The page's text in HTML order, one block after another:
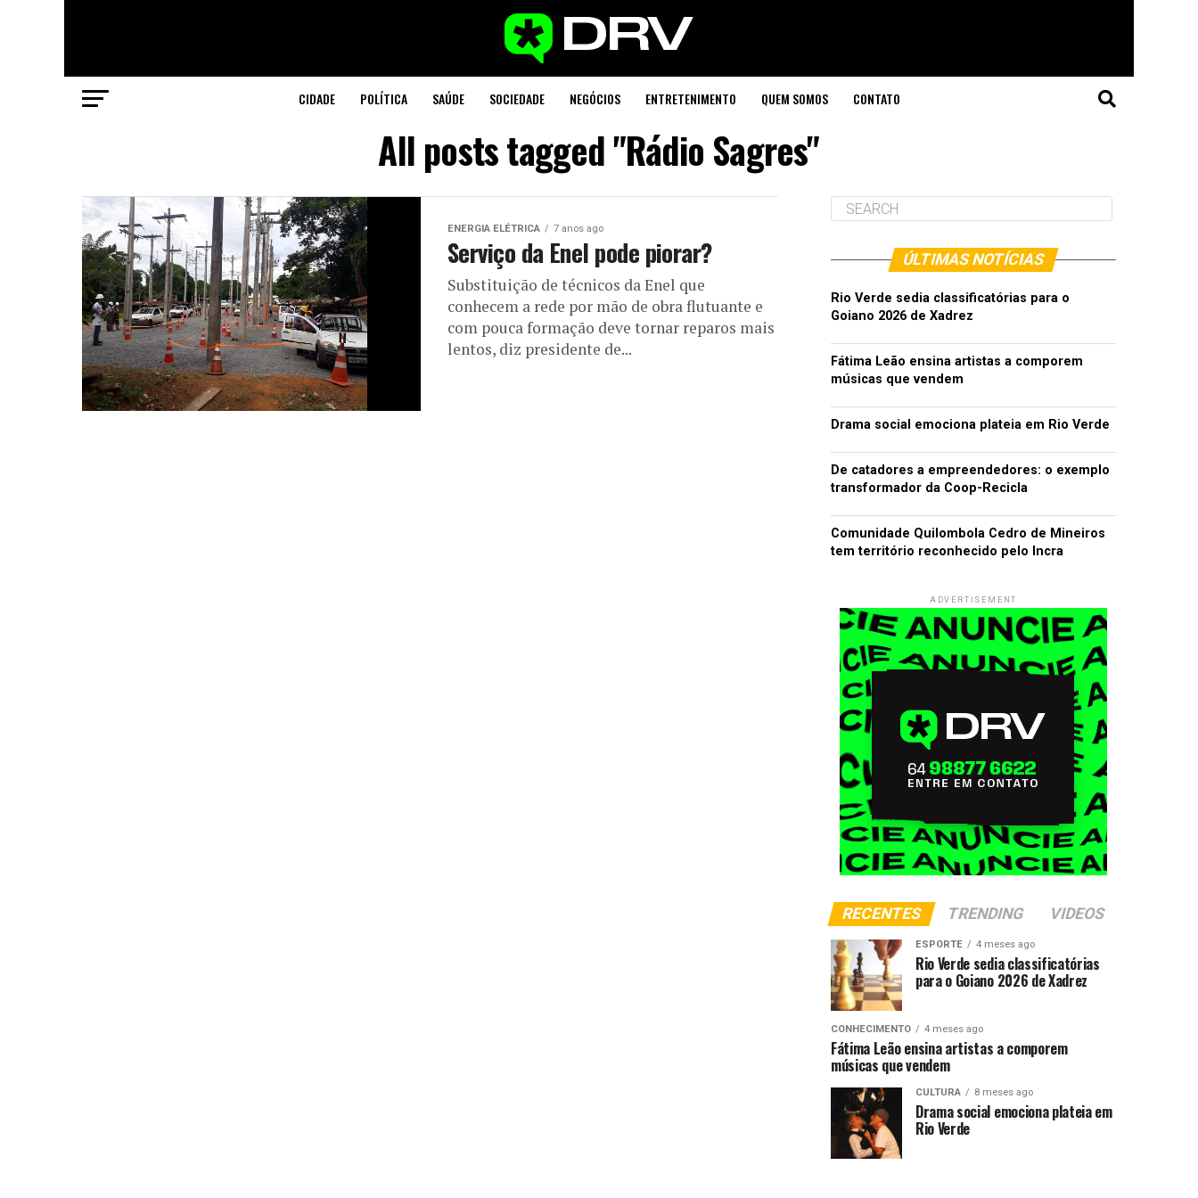
CIDADE POLÍTICA SAÚDE SOCIEDADE NEGÓCIOS ENTRETENIMENTO QUEM SOMOS CONTATO
All posts tagged "Rádio Sagres"
ENERGIA ELÉTRICA 7 anos ago
Serviço da Enel pode piorar?
Substituição de técnicos da Enel que
conhecem a rede por mão de obra flutuante e
com pouca formação deve tornar reparos mais
lentos, diz presidente de...
ÚLTIMAS NOTÍCIAS
Rio Verde sedia classificatórias para o
Goiano 2026 de Xadrez
Fátima Leão ensina artistas a comporem
músicas que vendem
Drama social emociona plateia em Rio Verde
De catadores a empreendedores: o exemplo
transformador da Coop-Recicla
Comunidade Quilombola Cedro de Mineiros
tem território reconhecido pelo Incra
ADVERTISEMENT
RECENTES TRENDING VIDEOS
ESPORTE 4 meses ago
Rio Verde sedia classificatórias
para o Goiano 2026 de Xadrez
CONHECIMENTO 4 meses ago
Fátima Leão ensina artistas a comporem
músicas que vendem
CULTURA 8 meses ago
Drama social emociona plateia em
Rio Verde